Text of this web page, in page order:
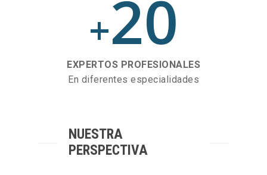
+20
EXPERTOS PROFESIONALES
En diferentes especialidades
NUESTRA
PERSPECTIVA